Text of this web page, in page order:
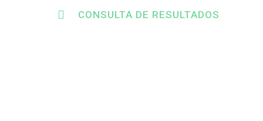
CONSULTA DE RESULTADOS